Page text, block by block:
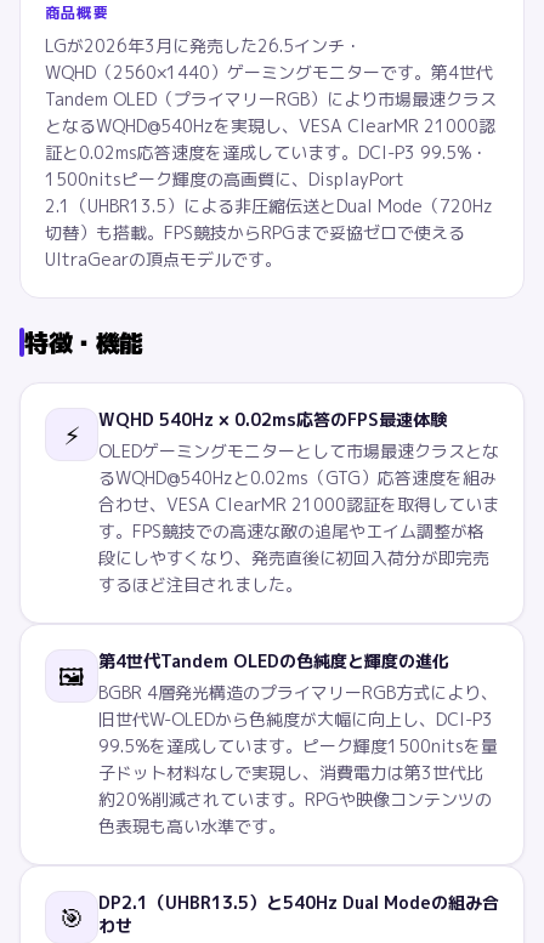
商品概要
LGが2026年3月に発売した26.5インチ・
WQHD（2560×1440）ゲーミングモニターです。第4世代
Tandem OLED（プライマリーRGB）により市場最速クラス
となるWQHD@540Hzを実現し、VESA ClearMR 21000認
証と0.02ms応答速度を達成しています。DCI-P3 99.5%・
1500nitsピーク輝度の高画質に、DisplayPort
2.1（UHBR13.5）による非圧縮伝送とDual Mode（720Hz
切替）も搭載。FPS競技からRPGまで妥協ゼロで使える
UltraGearの頂点モデルです。
特徴・機能
⚡
WQHD 540Hz × 0.02ms応答のFPS最速体験
OLEDゲーミングモニターとして市場最速クラスとな
るWQHD@540Hzと0.02ms（GTG）応答速度を組み
合わせ、VESA ClearMR 21000認証を取得していま
す。FPS競技での高速な敵の追尾やエイム調整が格
段にしやすくなり、発売直後に初回入荷分が即完売
するほど注目されました。
🖼️
第4世代Tandem OLEDの色純度と輝度の進化
BGBR 4層発光構造のプライマリーRGB方式により、
旧世代W-OLEDから色純度が大幅に向上し、DCI-P3
99.5%を達成しています。ピーク輝度1500nitsを量
子ドット材料なしで実現し、消費電力は第3世代比
約20%削減されています。RPGや映像コンテンツの
色表現も高い水準です。
🎯
DP2.1（UHBR13.5）と540Hz Dual Modeの組み合
わせ